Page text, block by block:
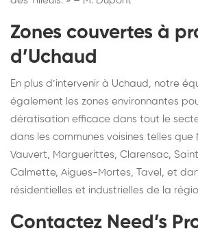
Zones couvertes à
d’Uchaud
En plus d’intervenir à Uchaud, notre
également les zones environnantes
dératisation efficace dans tout le
dans les communes voisines telles que
Vauvert, Marguerittes, Clarensac,
Calmette, Aigues-Mortes, Tavel, et
résidentielles et industrielles de la
Contactez Need’s